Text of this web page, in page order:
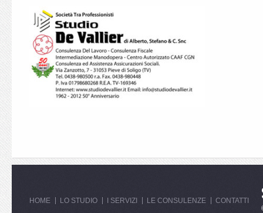
HOME LO STUDIO I SERVIZI LE CONSULENZE CONTATTI